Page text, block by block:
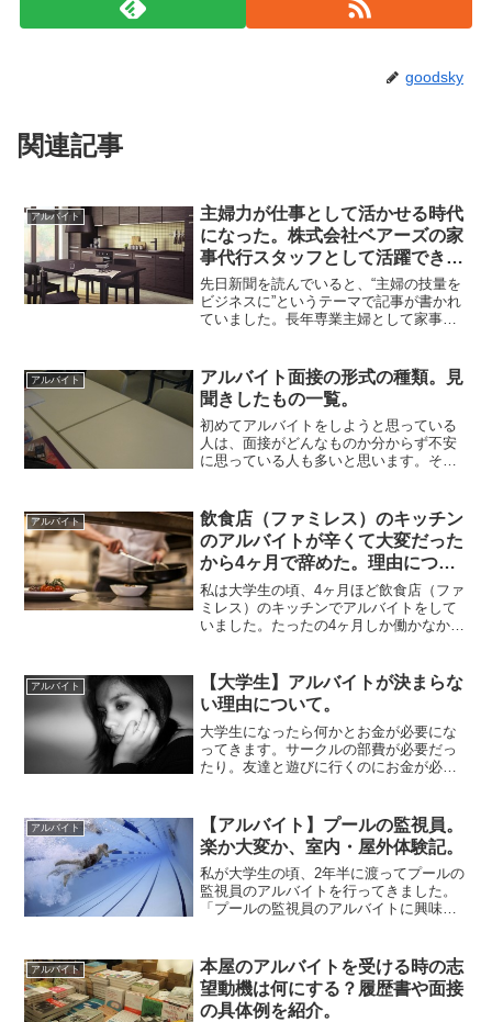
goodsky
関連記事
アルバイト
主婦力が仕事として活かせる時代
になった。株式会社ベアーズの家
事代行スタッフとして活躍できる
かも。
先日新聞を読んでいると、“主婦の技量を
ビジネスに”というテーマで記事が書かれ
ていました。長年専業主婦として家事を
ことでしょうか？女性の社会進出に伴
い、家事の出来る人が減...
アルバイト
アルバイト面接の形式の種類。見
聞きしたもの一覧。
初めてアルバイトをしようと思っている
人は、面接がどんなものか分からず不安
に思っている人も多いと思います。そこ
るのか、その様子を書いていきたいと思
います。私の体験スタンダ...
アルバイト
飲食店（ファミレス）のキッチン
のアルバイトが辛くて大変だった
から4ヶ月で辞めた。理由につい
て。
私は大学生の頃、4ヶ月ほど飲食店（ファ
ミレス）のキッチンでアルバイトをして
いました。たったの4ヶ月しか働かなかっ
私が辞めた理由について書いていこうと
思います。1日目から...
アルバイト
【大学生】アルバイトが決まらな
い理由について。
大学生になったら何かとお金が必要にな
ってきます。サークルの部費が必要だっ
たり。友達と遊びに行くのにお金が必要
の定期代を自分で払ったりもします。だ
からまずはお金を稼ぐため...
アルバイト
【アルバイト】プールの監視員。
楽か大変か、室内・屋外体験記。
私が大学生の頃、2年半に渡ってプールの
監視員のアルバイトを行ってきました。
「プールの監視員のアルバイトに興味あ
った人たちの参考になるよう、私の体験
記を書こうと思います。...
アルバイト
本屋のアルバイトを受ける時の志
望動機は何にする？履歴書や面接
の具体例を紹介。